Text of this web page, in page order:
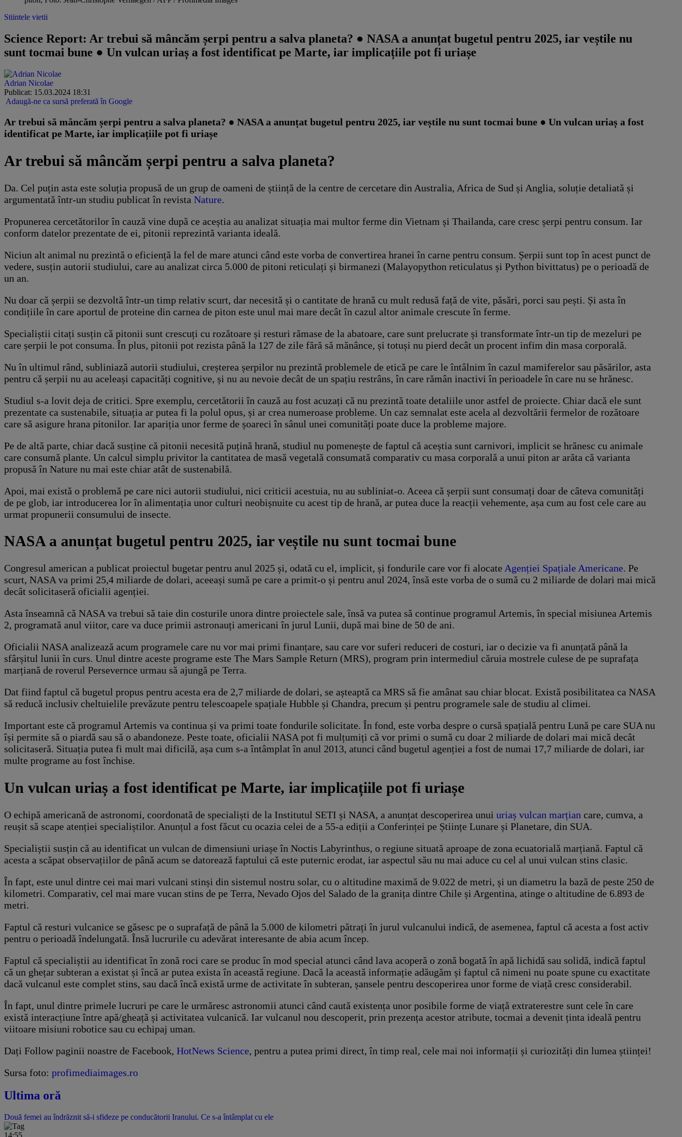
Stiintele vietii
Science Report: Ar trebui să mâncăm șerpi pentru a salva planeta? ● NASA a anunțat bugetul pentru 2025, iar veștile nu
sunt tocmai bune ● Un vulcan uriaș a fost identificat pe Marte, iar implicațiile pot fi uriașe
Adrian Nicolae
Publicat: 15.03.2024 18:31
Adaugă-ne ca sursă preferată în Google
​Ar trebui să mâncăm șerpi pentru a salva planeta? ● NASA a anunțat bugetul pentru 2025, iar veștile nu sunt tocmai bune ● Un vulcan uriaș a fost
identificat pe Marte, iar implicațiile pot fi uriașe
Ar trebui să mâncăm șerpi pentru a salva planeta?
Da. Cel puțin asta este soluția propusă de un grup de oameni de știință de la centre de cercetare din Australia, Africa de Sud și Anglia, soluție detaliată și
argumentată într-un studiu publicat în revista Nature.
Propunerea cercetătorilor în cauză vine după ce aceștia au analizat situația mai multor ferme din Vietnam și Thailanda, care cresc șerpi pentru consum. Iar
conform datelor prezentate de ei, pitonii reprezintă varianta ideală.
Niciun alt animal nu prezintă o eficiență la fel de mare atunci când este vorba de convertirea hranei în carne pentru consum. Șerpii sunt top în acest punct de
vedere, susțin autorii studiului, care au analizat circa 5.000 de pitoni reticulați și birmanezi (Malayopython reticulatus și Python bivittatus) pe o perioadă de
un an.
Nu doar că șerpii se dezvoltă într-un timp relativ scurt, dar necesită și o cantitate de hrană cu mult redusă față de vite, păsări, porci sau pești. Și asta în
condițiile în care aportul de proteine din carnea de piton este unul mai mare decât în cazul altor animale crescute în ferme.
Specialiștii citați susțin că pitonii sunt crescuți cu rozătoare și resturi rămase de la abatoare, care sunt prelucrate și transformate într-un tip de mezeluri pe
care șerpii le pot consuma. În plus, pitonii pot rezista până la 127 de zile fără să mănânce, și totuși nu pierd decât un procent infim din masa corporală.
Nu în ultimul rând, subliniază autorii studiului, creșterea șerpilor nu prezintă problemele de etică pe care le întâlnim în cazul mamiferelor sau păsărilor, asta
pentru că șerpii nu au aceleași capacități cognitive, și nu au nevoie decât de un spațiu restrâns, în care rămân inactivi în perioadele în care nu se hrănesc.
Studiul s-a lovit deja de critici. Spre exemplu, cercetătorii în cauză au fost acuzați că nu prezintă toate detaliile unor astfel de proiecte. Chiar dacă ele sunt
prezentate ca sustenabile, situația ar putea fi la polul opus, și ar crea numeroase probleme. Un caz semnalat este acela al dezvoltării fermelor de rozătoare
care să asigure hrana pitonilor. Iar apariția unor ferme de șoareci în sânul unei comunități poate duce la probleme majore.
Pe de altă parte, chiar dacă susține că pitonii necesită puțină hrană, studiul nu pomenește de faptul că aceștia sunt carnivori, implicit se hrănesc cu animale
care consumă plante. Un calcul simplu privitor la cantitatea de masă vegetală consumată comparativ cu masa corporală a unui piton ar arăta că varianta
propusă în Nature nu mai este chiar atât de sustenabilă.
Apoi, mai există o problemă pe care nici autorii studiului, nici criticii acestuia, nu au subliniat-o. Aceea că șerpii sunt consumați doar de câteva comunități
de pe glob, iar introducerea lor în alimentația unor culturi neobișnuite cu acest tip de hrană, ar putea duce la reacții vehemente, așa cum au fost cele care au
urmat propunerii consumului de insecte.
NASA a anunțat bugetul pentru 2025, iar veștile nu sunt tocmai bune
Congresul american a publicat proiectul bugetar pentru anul 2025 și, odată cu el, implicit, și fondurile care vor fi alocate Agenției Spațiale Americane. Pe
scurt, NASA va primi 25,4 miliarde de dolari, aceeași sumă pe care a primit-o și pentru anul 2024, însă este vorba de o sumă cu 2 miliarde de dolari mai mică
decât solicitaseră oficialii agenției.
Asta înseamnă că NASA va trebui să taie din costurile unora dintre proiectele sale, însă va putea să continue programul Artemis, în special misiunea Artemis
2, programată anul viitor, care va duce primii astronauți americani în jurul Lunii, după mai bine de 50 de ani.
Oficialii NASA analizează acum programele care nu vor mai primi finanțare, sau care vor suferi reduceri de costuri, iar o decizie va fi anunțată până la
sfârșitul lunii în curs. Unul dintre aceste programe este The Mars Sample Return (MRS), program prin intermediul căruia mostrele culese de pe suprafața
marțiană de roverul Persevernce urmau să ajungă pe Terra.
Dat fiind faptul că bugetul propus pentru acesta era de 2,7 miliarde de dolari, se așteaptă ca MRS să fie amânat sau chiar blocat. Există posibilitatea ca NASA
să reducă inclusiv cheltuielile prevăzute pentru telescoapele spațiale Hubble și Chandra, precum și pentru programele sale de studiu al climei.
Important este că programul Artemis va continua și va primi toate fondurile solicitate. În fond, este vorba despre o cursă spațială pentru Lună pe care SUA nu
își permite să o piardă sau să o abandoneze. Peste toate, oficialii NASA pot fi mulțumiți că vor primi o sumă cu doar 2 miliarde de dolari mai mică decât
solicitaseră. Situația putea fi mult mai dificilă, așa cum s-a întâmplat în anul 2013, atunci când bugetul agenției a fost de numai 17,7 miliarde de dolari, iar
multe programe au fost închise.
Un vulcan uriaș a fost identificat pe Marte, iar implicațiile pot fi uriașe
O echipă americană de astronomi, coordonată de specialiști de la Institutul SETI și NASA, a anunțat descoperirea unui uriaș vulcan marțian care, cumva, a
reușit să scape atenției specialiștilor. Anunțul a fost făcut cu ocazia celei de a 55-a ediții a Conferinței pe Științe Lunare și Planetare, din SUA.
Specialiștii susțin că au identificat un vulcan de dimensiuni uriașe în Noctis Labyrinthus, o regiune situată aproape de zona ecuatorială marțiană. Faptul că
acesta a scăpat observațiilor de până acum se datorează faptului că este puternic erodat, iar aspectul său nu mai aduce cu cel al unui vulcan stins clasic.
În fapt, este unul dintre cei mai mari vulcani stinși din sistemul nostru solar, cu o altitudine maximă de 9.022 de metri, și un diametru la bază de peste 250 de
kilometri. Comparativ, cel mai mare vucan stins de pe Terra, Nevado Ojos del Salado de la granița dintre Chile și Argentina, atinge o altitudine de 6.893 de
metri.
Faptul că resturi vulcanice se găsesc pe o suprafață de până la 5.000 de kilometri pătrați în jurul vulcanului indică, de asemenea, faptul că acesta a fost activ
pentru o perioadă îndelungată. Însă lucrurile cu adevărat interesante de abia acum încep.
Faptul că specialiștii au identificat în zonă roci care se produc în mod special atunci când lava acoperă o zonă bogată în apă lichidă sau solidă, indică faptul
că un ghețar subteran a existat și încă ar putea exista în această regiune. Dacă la această informație adăugăm și faptul că nimeni nu poate spune cu exactitate
dacă vulcanul este complet stins, sau dacă încă există urme de activitate în subteran, șansele pentru descoperirea unor forme de viață cresc considerabil.
În fapt, unul dintre primele lucruri pe care le urmăresc astronomii atunci când caută existența unor posibile forme de viață extraterestre sunt cele în care
există interacțiune între apă/gheață și activitatea vulcanică. Iar vulcanul nou descoperit, prin prezența acestor atribute, tocmai a devenit ținta ideală pentru
viitoare misiuni robotice sau cu echipaj uman.
Dați Follow paginii noastre de Facebook, HotNews Science, pentru a putea primi direct, în timp real, cele mai noi informații și curiozități din lumea științei!
Sursa foto: profimediaimages.ro
Ultima oră
Două femei au îndrăznit să-i sfideze pe conducătorii Iranului. Ce s-a întâmplat cu ele
14:55